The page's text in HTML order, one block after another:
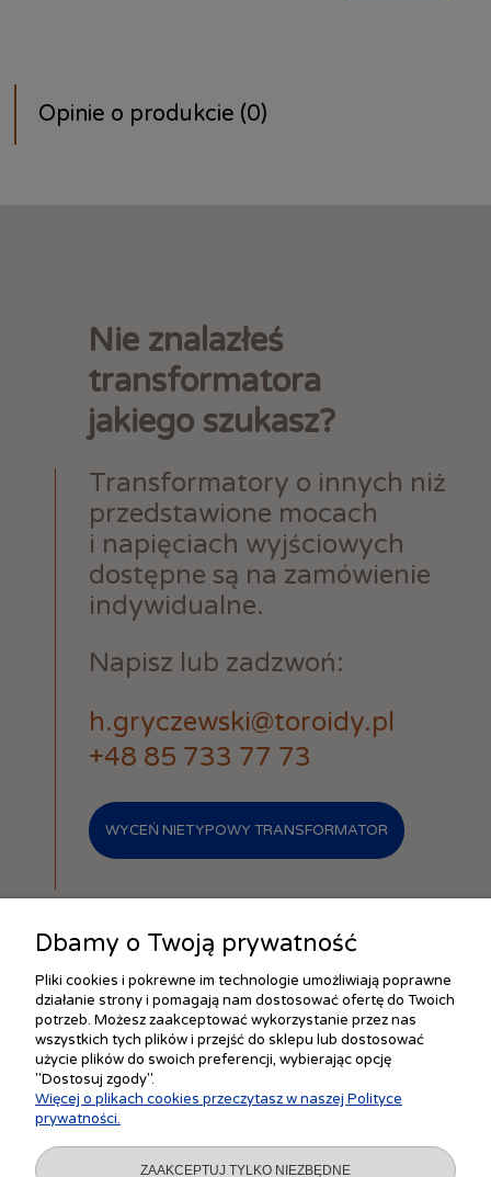
Opinie o produkcie (0)
Nie znalazłeś
transformatora
jakiego szukasz?
Transformatory o innych niż
przedstawione mocach
i napięciach wyjściowych
dostępne są na zamówienie
indywidualne.
Napisz lub zadzwoń:
h.gryczewski@toroidy.pl
+48 85 733 77 73
WYCEŃ NIETYPOWY TRANSFORMATOR
ZAKUPY
MOJE KONTO
Dbamy o Twoją prywatność
Pliki cookies i pokrewne im technologie umożliwiają poprawne
działanie strony i pomagają nam dostosować ofertę do Twoich
potrzeb. Możesz zaakceptować wykorzystanie przez nas
wszystkich tych plików i przejść do sklepu lub dostosować
użycie plików do swoich preferencji, wybierając opcję
"Dostosuj zgody".
Więcej o plikach cookies przeczytasz w naszej Polityce
prywatności.
ZAAKCEPTUJ TYLKO NIEZBĘDNE